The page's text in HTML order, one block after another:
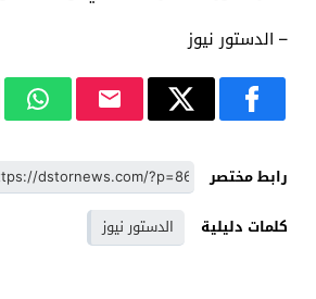
– الدستور نيوز
رابط مختصر
كلمات دليلية
الدستور نيوز